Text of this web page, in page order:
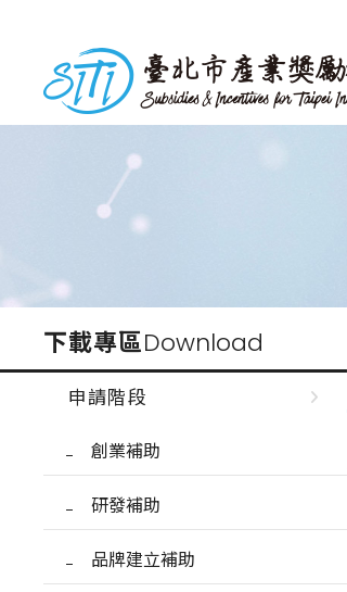
內
台北市產業獎勵補助
下載專區Download
申請階段
創業補助
研發補助
品牌建立補助